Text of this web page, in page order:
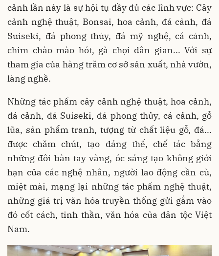
cảnh lần này là sự hội tụ đầy đủ các lĩnh vực: Cây
cảnh nghệ thuật, Bonsai, hoa cảnh, đá cảnh, đá
Suiseki, đá phong thủy, đá mỹ nghệ, cá cảnh,
chim chào mào hót, gà chọi dân gian... Với sự
tham gia của hàng trăm cơ sở sản xuất, nhà vườn,
làng nghề.
Những tác phẩm cây cảnh nghệ thuật, hoa cảnh,
đá cảnh, đá Suiseki, đá phong thủy, cá cảnh, gỗ
lũa, sản phẩm tranh, tượng từ chất liệu gỗ, đá...
được chăm chút, tạo dáng thế, chế tác bằng
những đôi bàn tay vàng, óc sáng tạo không giới
hạn của các nghệ nhân, người lao động cần cù,
miệt mài, mạng lại những tác phẩm nghệ thuật,
những giá trị văn hóa truyền thống gửi gắm vào
đó cốt cách, tinh thần, văn hóa của dân tộc Việt
Nam.